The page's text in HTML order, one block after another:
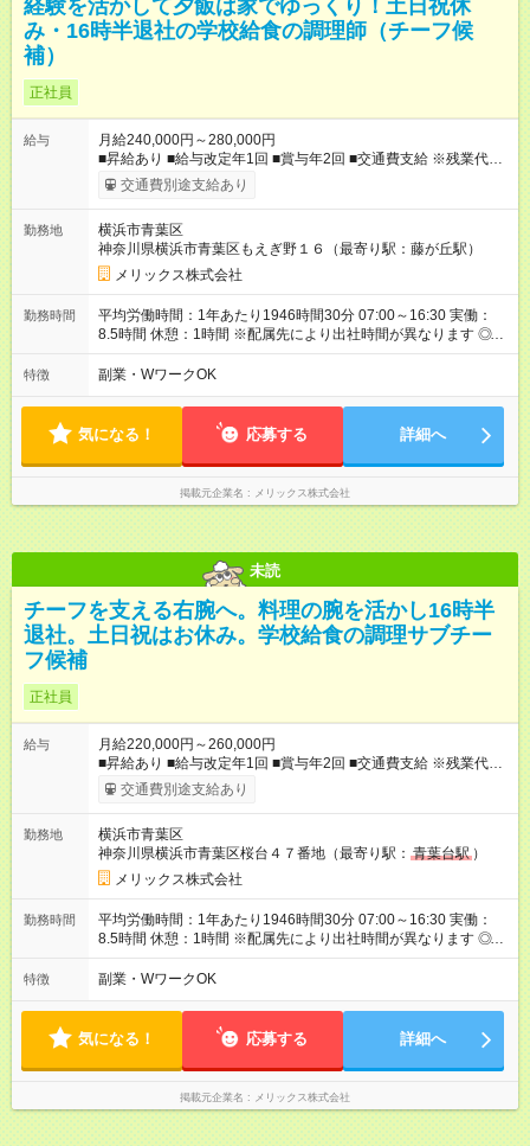
経験を活かして夕飯は家でゆっくり！土日祝休
み・16時半退社の学校給食の調理師（チーフ候
補）
正社員
給与
月給240,000円～280,000円
■昇給あり ■給与改定年1回 ■賞与年2回 ■交通費支給 ※残業代は
別途支給 ※試用期間3カ月あり/試用期間中の待遇に変更はござい
ません。 【試用期間】試用期間あり 試用期間の長さ：3ヶ月 雇
交通費別途支給あり
勤務地
横浜市青葉区
神奈川県横浜市青葉区もえぎ野１６（最寄り駅：藤が丘駅）
メリックス株式会社
勤務時間
平均労働時間：1年あたり1946時間30分 07:00～16:30 実働：
8.5時間 休憩：1時間 ※配属先により出社時間が異なります ◎基
本は定時退社となります！夜遅くまでの残業はありません。 残
業が少なく、プライベート時間も充実出来ます。 オンオフがつ
す。 平均労働時間：1年あたり1946時間30分 07:00～16:30 実
働：8.5時間 休憩：1時間 ※配属先により出社時間が異なります
◎基本は定時退社となります！夜遅くまでの残業はありません。
残業が少なく、プライベート時間も充実出来ます。 オンオフが
つきやすく自分時間を楽しめ、家族時間も大切にできる環境で
す。
特徴 副業・WワークOK
気になる！ 応募する 詳細へ
掲載元企業名 メリックス株式会社
未読
チーフを支える右腕へ。料理の腕を活かし16時半
退社。土日祝はお休み。学校給食の調理サブチー
フ候補
正社員
給与
月給220,000円～260,000円
■昇給あり ■給与改定年1回 ■賞与年2回 ■交通費支給 ※残業代は
別途支給 ※試用期間3カ月あり/試用期間中の待遇に変更はござい
ません。 【試用期間】試用期間あり 試用期間の長さ：3ヶ月 雇
交通費別途支給あり
勤務地
横浜市青葉区
神奈川県横浜市青葉区桜台４７番地（最寄り駅： 青葉台駅 ）
メリックス株式会社
勤務時間
平均労働時間：1年あたり1946時間30分 07:00～16:30 実働：
8.5時間 休憩：1時間 ※配属先により出社時間が異なります ◎基
本は定時退社となります！夜遅くまでの残業はありません。 残
業が少なく、プライベート時間も充実出来ます。 オンオフがつ
す。 平均労働時間：1年あたり1946時間30分 07:00～16:30 実
働：8.5時間 休憩：1時間 ※配属先により出社時間が異なります
◎基本は定時退社となります！夜遅くまでの残業はありません。
残業が少なく、プライベート時間も充実出来ます。 オンオフが
つきやすく自分時間を楽しめ、家族時間も大切にできる環境で
す。
特徴 副業・WワークOK
気になる！ 応募する 詳細へ
掲載元企業名 メリックス株式会社